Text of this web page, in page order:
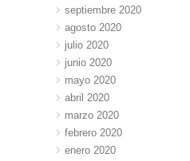
septiembre 2020
agosto 2020
julio 2020
junio 2020
mayo 2020
abril 2020
marzo 2020
febrero 2020
enero 2020